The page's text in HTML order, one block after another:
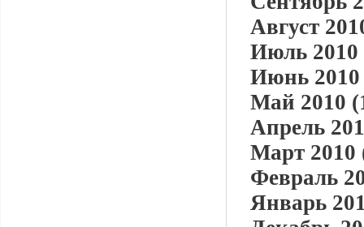
Август
Июль 2010
Июнь 2010
Май 2010
Апрель
Март 2010
Февраль
Январь